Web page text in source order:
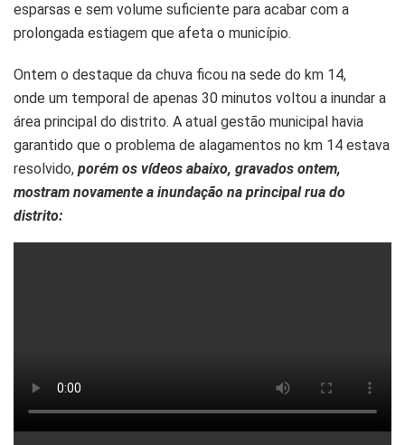
esparsas e sem volume suficiente para acabar com a
prolongada estiagem que afeta o município.
Ontem o destaque da chuva ficou na sede do km 14,
onde um temporal de apenas 30 minutos voltou a inundar a
área principal do distrito. A atual gestão municipal havia
garantido que o problema de alagamentos no km 14 estava
resolvido, porém os vídeos abaixo, gravados ontem,
mostram novamente a inundação na principal rua do
distrito: